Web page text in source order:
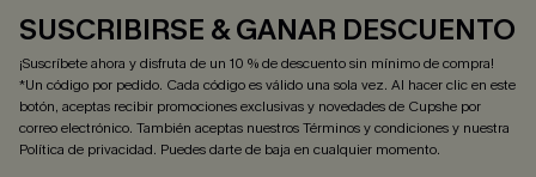
SUSCRIBIRSE & GANAR DESCUENTO
¡Suscríbete ahora y disfruta de un 10 % de descuento sin mínimo de compra!
*Un código por pedido. Cada código es válido una sola vez. Al hacer clic en este
botón, aceptas recibir promociones exclusivas y novedades de Cupshe por
correo electrónico. También aceptas nuestrosTérminos y condicionesy nuestra
Política de privacidad. Puedes darte de baja en cualquier momento.